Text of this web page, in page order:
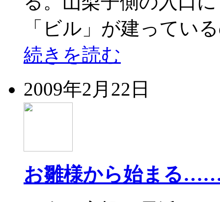
「ビル」が建ってい
続きを読む
2009年2月22日
お雛様から始まる